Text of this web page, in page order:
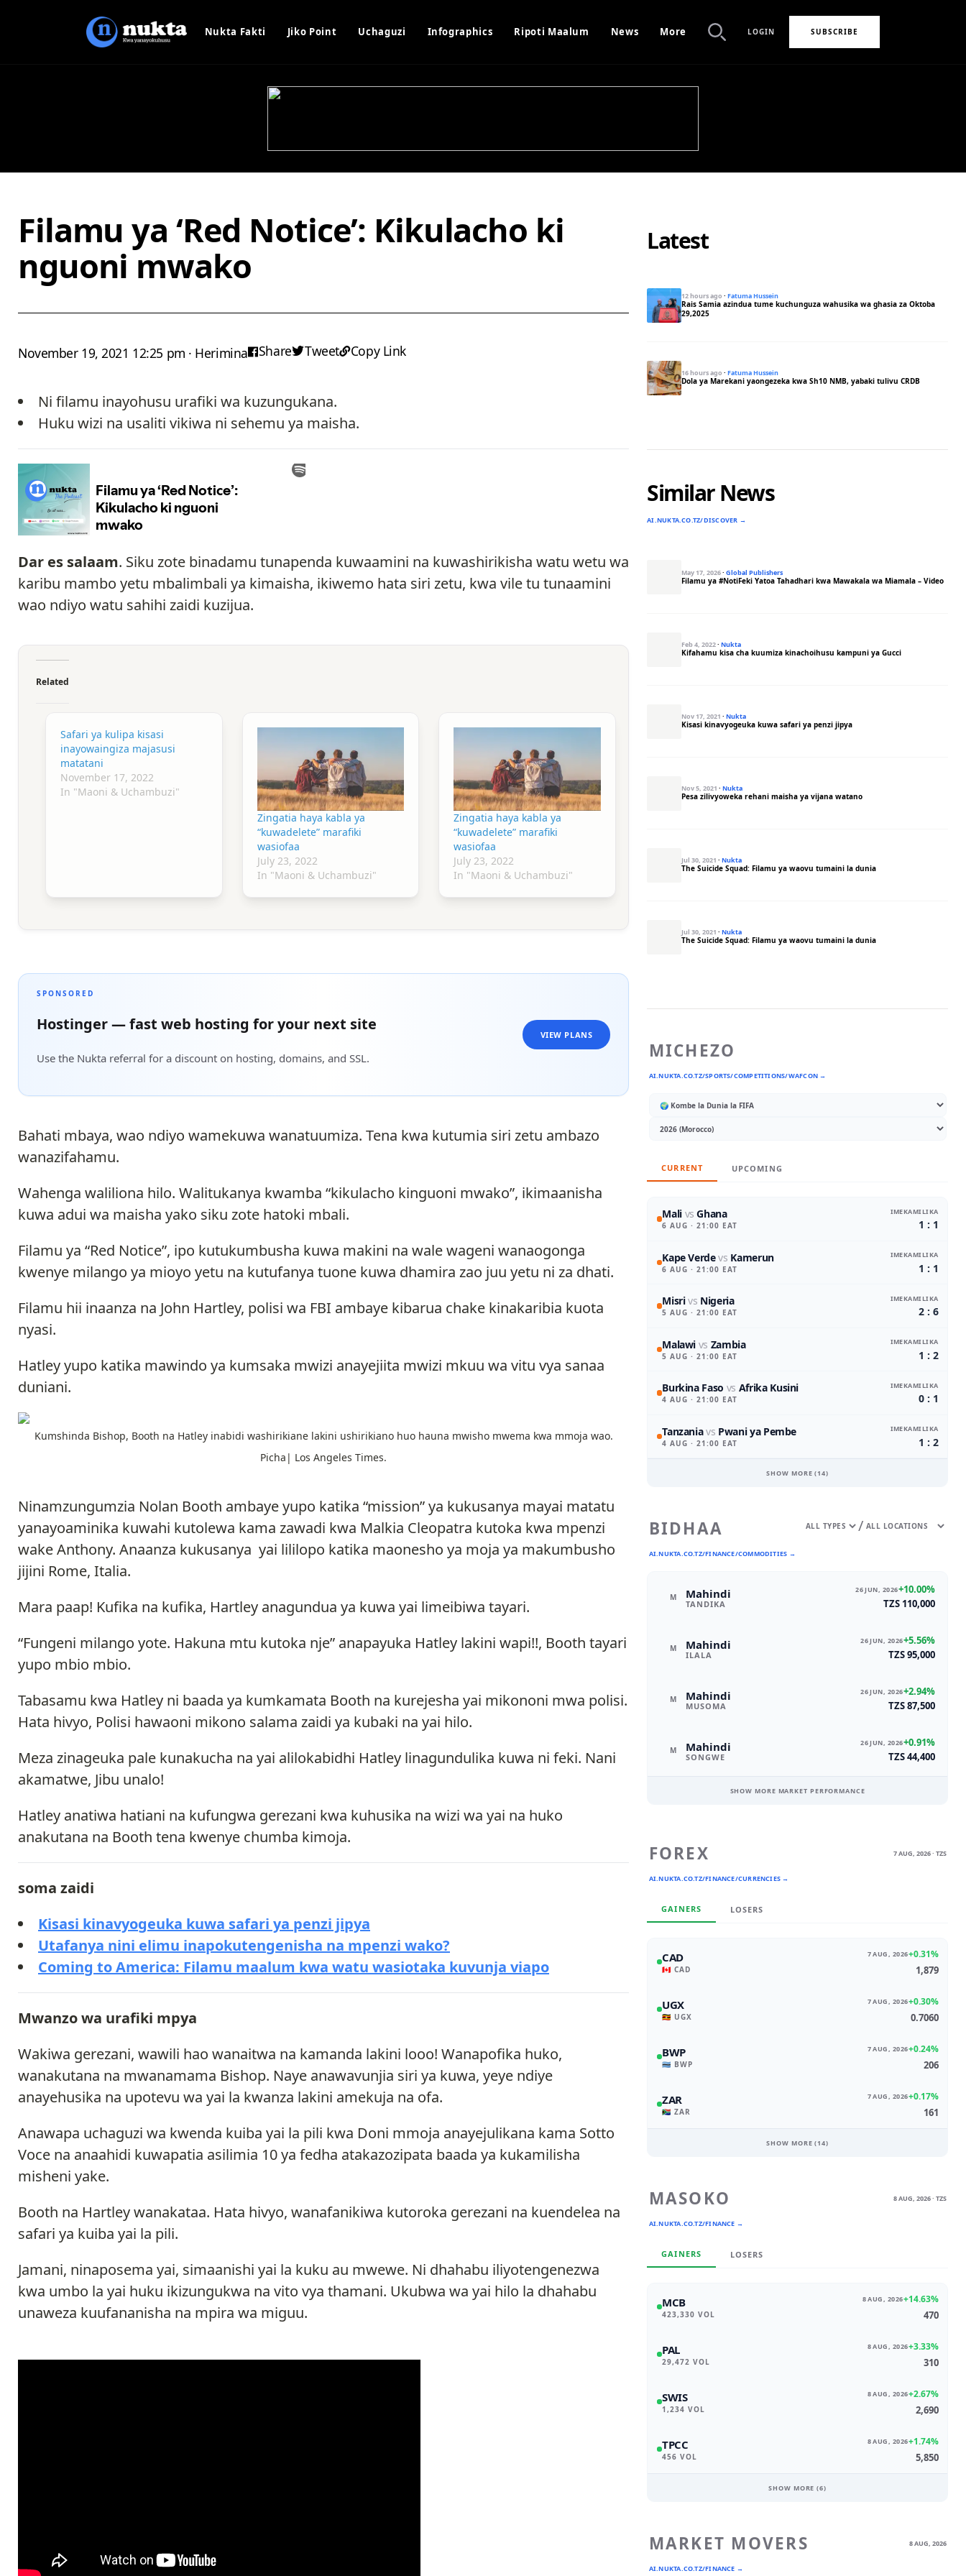
Nukta Fakti Jiko Point Uchaguzi Infographics Ripoti Maalum News More LOGIN SUBSCRIBE
Filamu ya ‘Red Notice’: Kikulacho ki
nguoni mwako
November 19, 2021 12:25 pm · Herimina Share Tweet Copy Link
Ni filamu inayohusu urafiki wa kuzungukana.
Huku wizi na usaliti vikiwa ni sehemu ya maisha.
Dar es salaam. Siku zote binadamu tunapenda kuwaamini na kuwashirikisha watu wetu wa
karibu mambo yetu mbalimbali ya kimaisha, ikiwemo hata siri zetu, kwa vile tu tunaamini
wao ndiyo watu sahihi zaidi kuzijua.
Related
Safari ya kulipa kisasi
inayowaingiza majasusi
matatani
November 17, 2022
In "Maoni & Uchambuzi"
Zingatia haya kabla ya
“kuwadelete” marafiki
wasiofaa
July 23, 2022
In "Maoni & Uchambuzi"
Zingatia haya kabla ya
“kuwadelete” marafiki
wasiofaa
July 23, 2022
In "Maoni & Uchambuzi"
SPONSORED
Hostinger — fast web hosting for your next site
Use the Nukta referral for a discount on hosting, domains, and SSL.
VIEW PLANS
Bahati mbaya, wao ndiyo wamekuwa wanatuumiza. Tena kwa kutumia siri zetu ambazo
wanazifahamu.
Wahenga waliliona hilo. Walitukanya kwamba “kikulacho kinguoni mwako”, ikimaanisha
kuwa adui wa maisha yako siku zote hatoki mbali.
Filamu ya “Red Notice”, ipo kutukumbusha kuwa makini na wale wageni wanaogonga
kwenye milango ya mioyo yetu na kutufanya tuone kuwa dhamira zao juu yetu ni za dhati.
Filamu hii inaanza na John Hartley, polisi wa FBI ambaye kibarua chake kinakaribia kuota
nyasi.
Hatley yupo katika mawindo ya kumsaka mwizi anayejiita mwizi mkuu wa vitu vya sanaa
duniani.
Kumshinda Bishop, Booth na Hatley inabidi washirikiane lakini ushirikiano huo hauna mwisho mwema kwa mmoja wao.
Picha| Los Angeles Times.
Ninamzungumzia Nolan Booth ambaye yupo katika “mission” ya kukusanya mayai matatu
yanayoaminika kuwahi kutolewa kama zawadi kwa Malkia Cleopatra kutoka kwa mpenzi
wake Anthony. Anaanza kukusanya yai lililopo katika maonesho ya moja ya makumbusho
jijini Rome, Italia.
Mara paap! Kufika na kufika, Hartley anagundua ya kuwa yai limeibiwa tayari.
“Fungeni milango yote. Hakuna mtu kutoka nje” anapayuka Hatley lakini wapi!!, Booth tayari
yupo mbio mbio.
Tabasamu kwa Hatley ni baada ya kumkamata Booth na kurejesha yai mikononi mwa polisi.
Hata hivyo, Polisi hawaoni mikono salama zaidi ya kubaki na yai hilo.
Meza zinageuka pale kunakucha na yai alilokabidhi Hatley linagundulika kuwa ni feki. Nani
akamatwe, Jibu unalo!
Hatley anatiwa hatiani na kufungwa gerezani kwa kuhusika na wizi wa yai na huko
anakutana na Booth tena kwenye chumba kimoja.
soma zaidi
Kisasi kinavyogeuka kuwa safari ya penzi jipya
Utafanya nini elimu inapokutengenisha na mpenzi wako?
Coming to America: Filamu maalum kwa watu wasiotaka kuvunja viapo
Mwanzo wa urafiki mpya
Wakiwa gerezani, wawili hao wanaitwa na kamanda lakini looo! Wanapofika huko,
wanakutana na mwanamama Bishop. Naye anawavunjia siri ya kuwa, yeye ndiye
anayehusika na upotevu wa yai la kwanza lakini amekuja na ofa.
Anawapa uchaguzi wa kwenda kuiba yai la pili kwa Doni mmoja anayejulikana kama Sotto
Voce na anaahidi kuwapatia asilimia 10 ya fedha atakazozipata baada ya kukamilisha
misheni yake.
Booth na Hartley wanakataa. Hata hivyo, wanafanikiwa kutoroka gerezani na kuendelea na
safari ya kuiba yai la pili.
Jamani, ninaposema yai, simaanishi yai la kuku au mwewe. Ni dhahabu iliyotengenezwa
kwa umbo la yai huku ikizungukwa na vito vya thamani. Ukubwa wa yai hilo la dhahabu
unaweza kuufananisha na mpira wa miguu.
Latest
12 hours ago ·Fatuma Hussein
Rais Samia azindua tume kuchunguza wahusika wa ghasia za Oktoba
29,2025
16 hours ago ·Fatuma Hussein
Dola ya Marekani yaongezeka kwa Sh10 NMB, yabaki tulivu CRDB
Similar News
AI.NUKTA.CO.TZ/DISCOVER →
May 17, 2026·Global Publishers
Filamu ya #NotiFeki Yatoa Tahadhari kwa Mawakala wa Miamala – Video
Feb 4, 2022·Nukta
Kifahamu kisa cha kuumiza kinachoihusu kampuni ya Gucci
Nov 17, 2021·Nukta
Kisasi kinavyogeuka kuwa safari ya penzi jipya
Nov 5, 2021·Nukta
Pesa zilivyoweka rehani maisha ya vijana watano
Jul 30, 2021·Nukta
The Suicide Squad: Filamu ya waovu tumaini la dunia
Jul 30, 2021·Nukta
The Suicide Squad: Filamu ya waovu tumaini la dunia
MICHEZO
AI.NUKTA.CO.TZ/SPORTS/COMPETITIONS/WAFCON →
CURRENT UPCOMING
Mali vsGhana
6 AUG · 21:00 EAT
IMEKAMILIKA
1 : 1
Kape Verdevs Kamerun
6 AUG · 21:00 EAT
IMEKAMILIKA
1 : 1
Misrivs Nigeria
5 AUG · 21:00 EAT
IMEKAMILIKA
2 : 6
Malawi vs Zambia
5 AUG · 21:00 EAT
IMEKAMILIKA
1 : 2
Burkina Faso vs Afrika Kusini
4 AUG · 21:00 EAT
IMEKAMILIKA
0 : 1
Tanzaniavs Pwani ya Pembe
4 AUG · 21:00 EAT
IMEKAMILIKA
1 : 2
SHOW MORE (14)
BIDHAA
AI.NUKTA.CO.TZ/FINANCE/COMMODITIES →
/
M Mahindi
TANDIKA
26 JUN, 2026+10.00%
TZS 110,000
M Mahindi
ILALA
26 JUN, 2026+5.56%
TZS 95,000
M Mahindi
MUSOMA
26 JUN, 2026+2.94%
TZS 87,500
M Mahindi
SONGWE
26 JUN, 2026+0.91%
TZS 44,400
SHOW MORE MARKET PERFORMANCE
FOREX
AI.NUKTA.CO.TZ/FINANCE/CURRENCIES →
7 AUG, 2026 · TZS
GAINERS LOSERS
CAD
🇨🇦 CAD
7 AUG, 2026+0.31%
1,879
UGX
🇺🇬 UGX
7 AUG, 2026+0.30%
0.7060
BWP
🇧🇼 BWP
7 AUG, 2026+0.24%
206
ZAR
🇿🇦 ZAR
7 AUG, 2026+0.17%
161
SHOW MORE (14)
MASOKO
AI.NUKTA.CO.TZ/FINANCE →
8 AUG, 2026 · TZS
GAINERS LOSERS
MCB
423,330 VOL
8 AUG, 2026+14.63%
470
PAL
29,472 VOL
8 AUG, 2026+3.33%
310
SWIS
1,234 VOL
8 AUG, 2026+2.67%
2,690
TPCC
456 VOL
8 AUG, 2026+1.74%
5,850
SHOW MORE (6)
MARKET MOVERS
AI.NUKTA.CO.TZ/FINANCE →
8 AUG, 2026